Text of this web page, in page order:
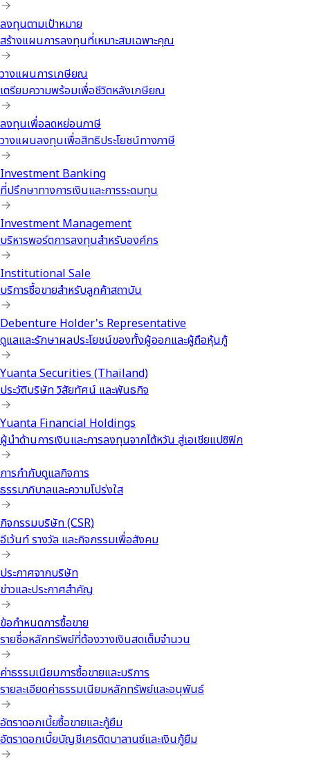
ลงทุนตามเป้าหมาย
สร้างแผนการลงทุนที่เหมาะสมเฉพาะคุณ
วางแผนการเกษียณ
เตรียมความพร้อมเพื่อชีวิตหลังเกษียณ
ลงทุนเพื่อลดหย่อนภาษี
วางแผนลงทุนเพื่อสิทธิประโยชน์ทางภาษี
Investment Banking
ที่ปรึกษาทางการเงินและการระดมทุน
Investment Management
บริหารพอร์ตการลงทุนสำหรับองค์กร
Institutional Sale
บริการซื้อขายสำหรับลูกค้าสถาบัน
Debenture Holder's Representative
ดูแลและรักษาผลประโยชน์ของทั้งผู้ออกและผู้ถือหุ้นกู้
Yuanta Securities (Thailand)
ประวัติบริษัท วิสัยทัศน์ และพันธกิจ
Yuanta Financial Holdings
ผู้นำด้านการเงินและการลงทุนจากไต้หวัน สู่เอเชียแปซิฟิก
การกำกับดูแลกิจการ
ธรรมาภิบาลและความโปร่งใส
กิจกรรมบริษัท (CSR)
อีเว้นท์ รางวัล และกิจกรรมเพื่อสังคม
ประกาศจากบริษัท
ข่าวและประกาศสำคัญ
ข้อกำหนดการซื้อขาย
รายชื่อหลักทรัพย์ที่ต้องวางเงินสดเต็มจำนวน
ค่าธรรมเนียมการซื้อขายและบริการ
รายละเอียดค่าธรรมเนียมหลักทรัพย์และอนุพันธ์
อัตราดอกเบี้ยซื้อขายและกู้ยืม
อัตราดอกเบี้ยบัญชีเครดิตบาลานซ์และเงินกู้ยืม